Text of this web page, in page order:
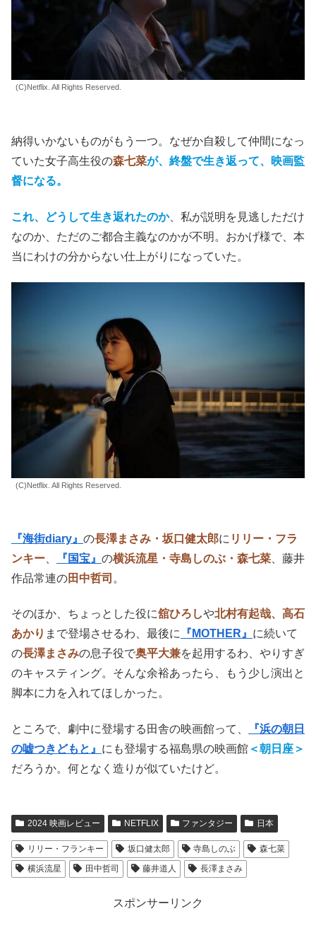
(C)Netflix. All Rights Reserved.
納得いかないものがもう一つ。なぜか自殺して仲間になっ
ていた女子高生役の森七菜が、終盤で生き返って、映画監
督になる。
これ、どうして生き返れたのか、私が説明を見逃しただけ
なのか、ただのご都合主義なのかが不明。おかげ様で、本
当にわけの分からない仕上がりになっていた。
(C)Netflix. All Rights Reserved.
『海街diary』 の長澤まさみ・坂口健太郎に リリー・フラ
ンキー
『国宝』 の横浜流星・寺島しのぶ・森七菜 、藤井
作品常連の田中哲司 。
そのほか、ちょっとした役に舘ひろしや北村有起哉、高石
あかり まで登場させるわ、最後に 『MOTHER』 に続いて
の長澤まさみの息子役で奥平大兼を起用するわ、やりすぎ
のキャスティング。そんな余裕あったら、もう少し演出と
脚本に力を入れてほしかった。
ところで、劇中に登場する田舎の映画館って、
『浜の朝日
の嘘つきどもと』 にも登場する福島県の映画館 ＜朝日座＞
だろうか。何となく造りが似ていたけど。
2024 映画レビュー NETFLIX ファンタジー 日本
リリー・フランキー 坂口健太郎 寺島しのぶ
森七菜
横浜流星
田中哲司 藤井道人 長澤まさみ
スポンサーリンク